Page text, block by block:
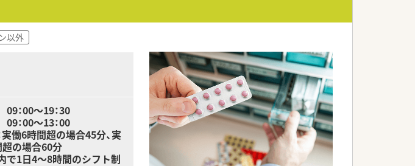
いながら和気あいあいと業務に取り組んでいます。
フスタイルを尊重し合える温かい雰囲気です。
なども少なく、一年を通して穏やかな環境です。
りと働きたいという考えを持つ方が活躍しています。
を吸収しようと努力する学習意欲の高い方が多いです。
ミュニケーションを取りながら業務を進められる方です。
以外
：00～19：30
00～13：00
働6時間超の場合45分、実
の場合60分
で1日4～8時間のシフト制